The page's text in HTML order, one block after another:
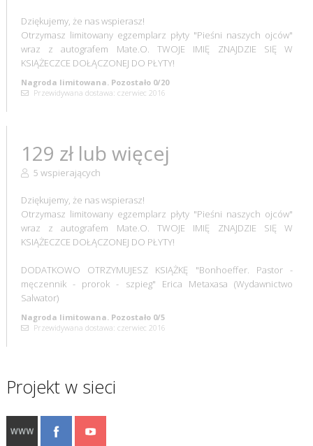
Dziękujemy, że nas wspierasz!
Otrzymasz limitowany egzemplarz płyty "Pieśni naszych ojców"
wraz z autografem Mate.O. TWOJE IMIĘ ZNAJDZIE SIĘ W
KSIĄŻECZCE DOŁĄCZONEJ DO PŁYTY!
Nagroda limitowana. Pozostało 0/20
Przewidywana dostawa: czerwiec 2016
129 zł lub więcej
5 wspierających
Dziękujemy, że nas wspierasz!
Otrzymasz limitowany egzemplarz płyty "Pieśni naszych ojców"
wraz z autografem Mate.O. TWOJE IMIĘ ZNAJDZIE SIĘ W
KSIĄŻECZCE DOŁĄCZONEJ DO PŁYTY!
DODATKOWO OTRZYMUJESZ KSIĄŻKĘ "Bonhoeffer. Pastor -
męczennik - prorok - szpieg" Erica Metaxasa (Wydawnictwo
Salwator)
Nagroda limitowana. Pozostało 0/5
Przewidywana dostawa: czerwiec 2016
Projekt w sieci